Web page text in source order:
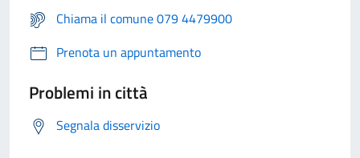
Chiama il comune 079 4479900
Prenota un appuntamento
Problemi in città
Segnala disservizio